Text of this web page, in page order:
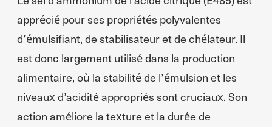
apprécié pour ses propriétés polyvalentes
d’émulsifiant, de stabilisateur et de chélateur. Il
est donc largement utilisé dans la production
alimentaire, où la stabilité de l’émulsion et les
niveaux d’acidité appropriés sont cruciaux. Son
action améliore la texture et la durée de